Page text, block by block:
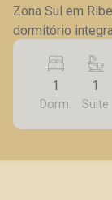
Zona Sul em
dormitório
ambientes; -
Cozinha; -
garagem. -
de 2026. -
e unidades disponíveis. A
1
Dorm.
1
Suite